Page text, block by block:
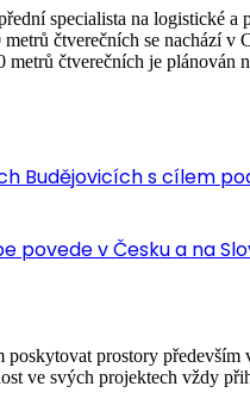
specialista na logistické
čtverečních se nachází
čtverečních je plánován
Budějovicích s cílem
povede v Česku a na
prostory
ve svých projektech vždy